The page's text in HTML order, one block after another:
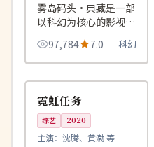
雾岛码头·典藏是一部
以科幻为核心的影视作
品，围绕危机、反转与
人物成长展开，整体节
奏紧凑，值得推荐观
看。
97,784 7.0 科幻
日本
99:39
霓虹任务
综艺 2020
主演： 沈腾、黄渤 等